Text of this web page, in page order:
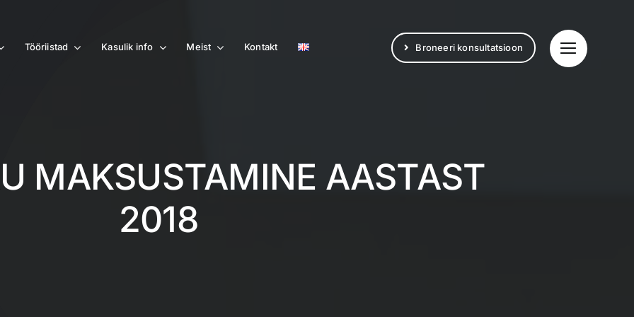
Tööriistad Kasulik info Meist Kontakt Broneeri konsultatsioon
MAKSUSTAMINE AASTAST
2018